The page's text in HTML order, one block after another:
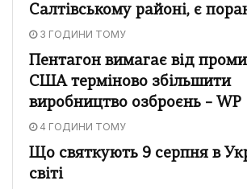
Салтівському районі, є
3 ГОДИНИ ТОМУ
Пентагон вимагає від
США терміново збільшити
виробництво озброєнь – WP
4 ГОДИНИ ТОМУ
Що святкують 9 серпня в
світі